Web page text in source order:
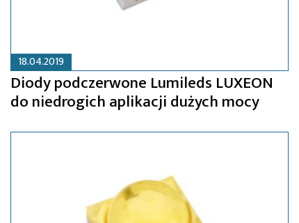
18.04.2019
Diody podczerwone Lumileds LUXEON
do niedrogich aplikacji dużych mocy